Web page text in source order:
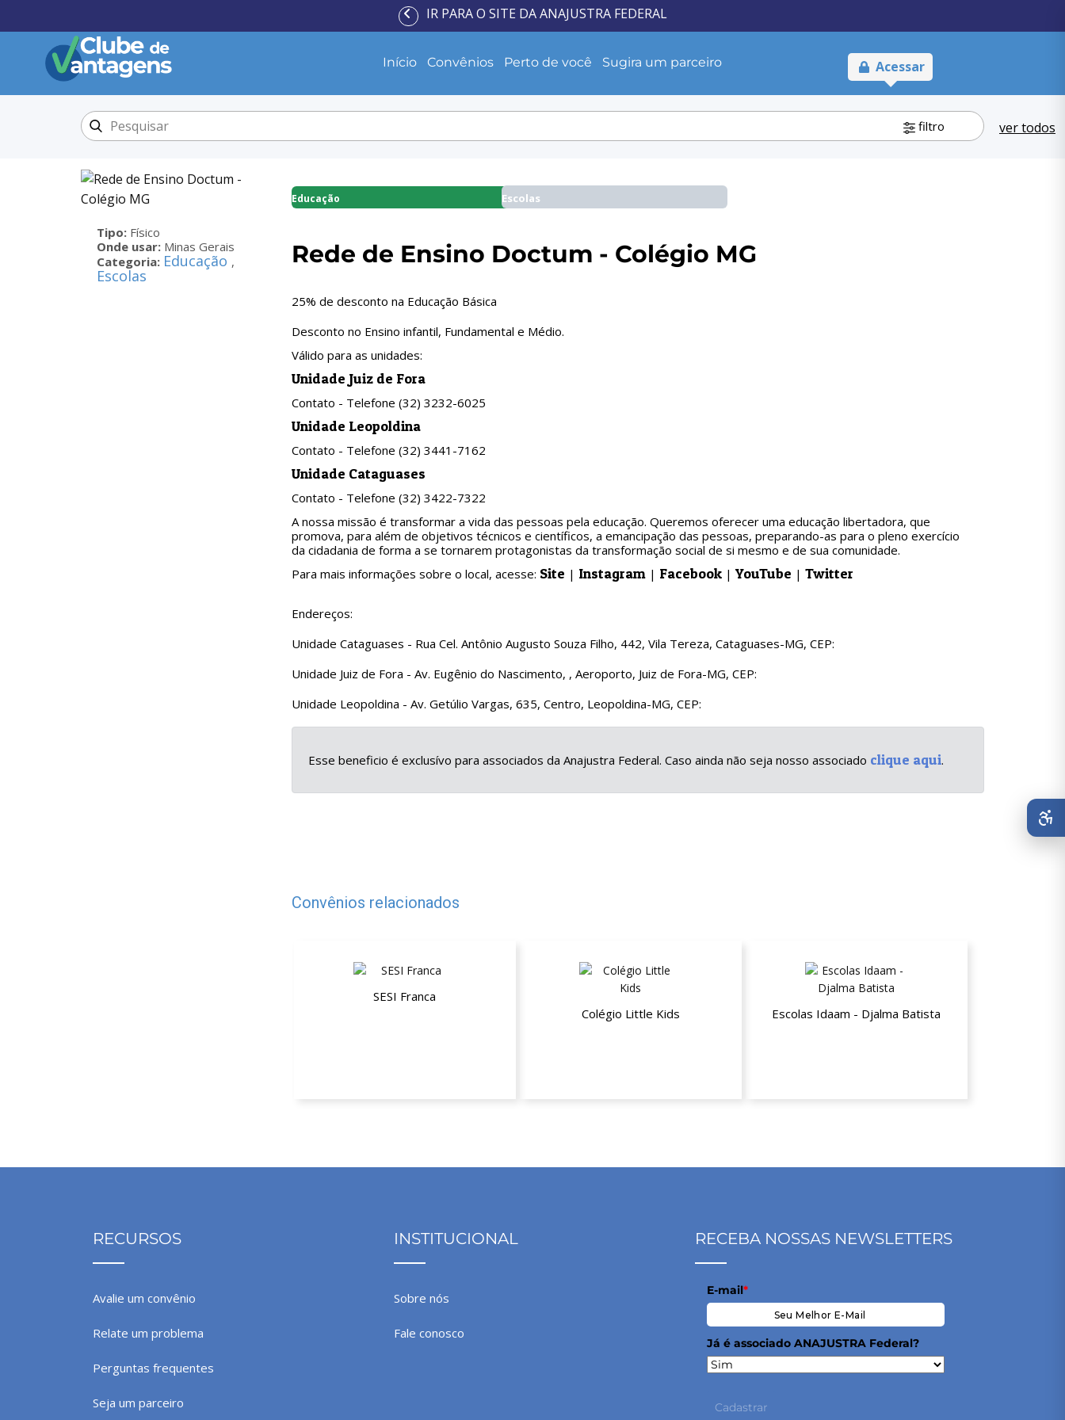
IR PARA O SITE DA ANAJUSTRA FEDERAL
Início Convênios Perto de você Sugira um parceiro Acessar
filtro ver todos
Tipo: Físico
Onde usar: Minas Gerais
Categoria: Educação ,
Escolas
Educação Escolas
Rede de Ensino Doctum - Colégio MG
25% de desconto na Educação Básica
Desconto no Ensino infantil, Fundamental e Médio.
Válido para as unidades:
Unidade Juiz de Fora
Contato - Telefone (32) 3232-6025
Unidade Leopoldina
Contato - Telefone (32) 3441-7162
Unidade Cataguases
Contato - Telefone (32) 3422-7322
A nossa missão é transformar a vida das pessoas pela educação. Queremos oferecer uma educação libertadora, que
promova, para além de objetivos técnicos e científicos, a emancipação das pessoas, preparando-as para o pleno exercício
da cidadania de forma a se tornarem protagonistas da transformação social de si mesmo e de sua comunidade.
Para mais informações sobre o local, acesse: Site | Instagram | Facebook | YouTube | Twitter
Endereços:
Unidade Cataguases - Rua Cel. Antônio Augusto Souza Filho, 442, Vila Tereza, Cataguases-MG, CEP:
Unidade Juiz de Fora - Av. Eugênio do Nascimento, , Aeroporto, Juiz de Fora-MG, CEP:
Unidade Leopoldina - Av. Getúlio Vargas, 635, Centro, Leopoldina-MG, CEP:
Esse beneficio é exclusívo para associados da Anajustra Federal. Caso ainda não seja nosso associado clique aqui.
Convênios relacionados
SESI Franca
Colégio Little Kids
Escolas Idaam - Djalma Batista
RECURSOS
Avalie um convênio
Relate um problema
Perguntas frequentes
Seja um parceiro
INSTITUCIONAL
Sobre nós
Fale conosco
RECEBA NOSSAS NEWSLETTERS
E-mail*
Já é associado ANAJUSTRA Federal?
Cadastrar